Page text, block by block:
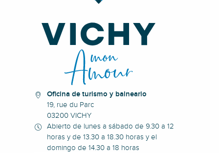
Oficina de turismo y balneario
19, rue du Parc
03200 VICHY
Abierto de lunes a sábado de 9.30 a 12
horas y de 13.30 a 18.30 horas y el
domingo de 14.30 a 18 horas